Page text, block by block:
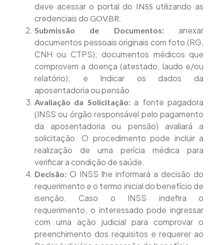
deve acessar o portal do INSS utilizando as
credenciais do GOV.BR.
Submissão de Documentos: anexar
documentos pessoais originais com foto (RG,
CNH ou CTPS); documentos médicos que
comprovem a doença (atestado, laudo e/ou
relatório); e Indicar os dados da
aposentadoria ou pensão
Avaliação da Solicitação:a fonte pagadora
(INSS ou órgão responsável pelo pagamento
da aposentadoria ou pensão) avaliará a
solicitação. O procedimento pode incluir a
realização de uma perícia médica para
verificar a condição de saúde.
Decisão: O INSS lhe informará a decisão do
requerimento e o termo inicial do benefício de
isenção. Caso o INSS indefira o
requerimento, o interessado pode ingressar
com uma ação judicial para comprovar o
preenchimento dos requisitos e requerer ao